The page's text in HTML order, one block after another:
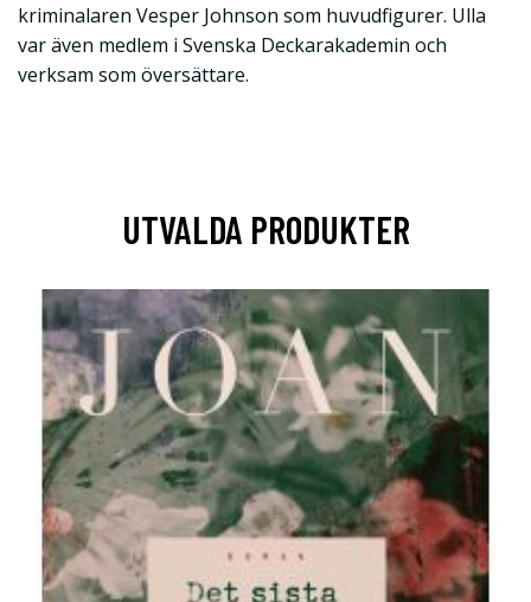
kriminalaren Vesper Johnson som huvudfigurer. Ulla
var även medlem i Svenska Deckarakademin och
verksam som översättare.
UTVALDA PRODUKTER